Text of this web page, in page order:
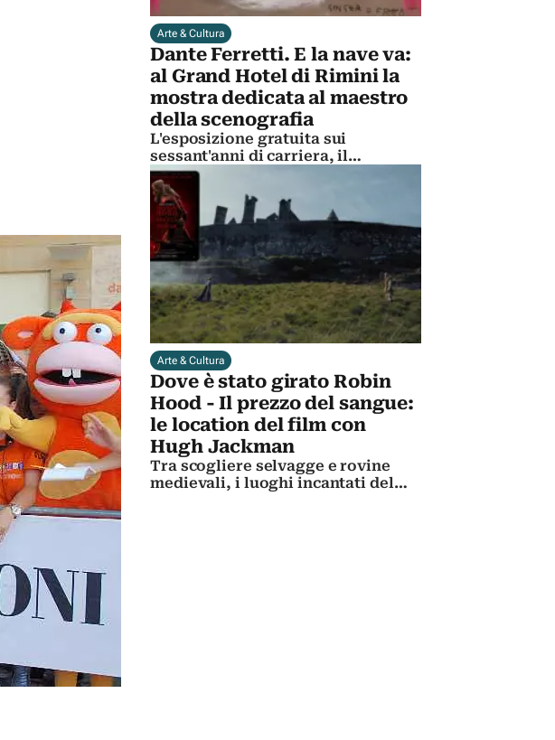
Arte & Cultura
Dante Ferretti. E la nave va:
al Grand Hotel di Rimini la
mostra dedicata al maestro
della scenografia
L'esposizione gratuita sui
sessant'anni di carriera, il
sodalizio con Fellini e i bozzetti da
Oscar
Arte & Cultura
Dove è stato girato Robin
Hood - Il prezzo del sangue:
le location del film con
Hugh Jackman
Tra scogliere selvagge e rovine
medievali, i luoghi incantati del